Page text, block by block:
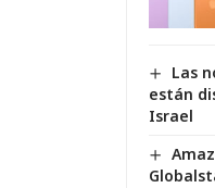
Las
están
Israel